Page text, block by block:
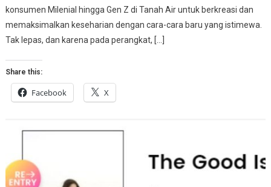
konsumen Milenial hingga Gen Z di Tanah Air untuk berkreasi dan
memaksimalkan keseharian dengan cara-cara baru yang istimewa.
Tak lepas, dan karena pada perangkat, […]
Share this:
Facebook X